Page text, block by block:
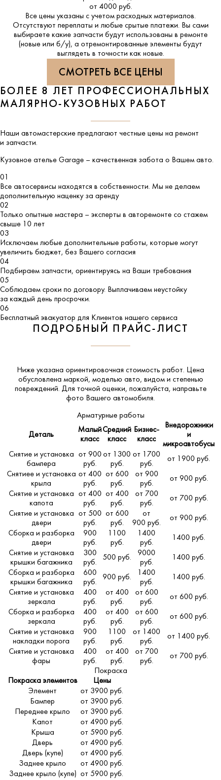
от 4000 руб.
Все цены указаны с учетом расходных материалов.
Отсутствуют переплаты и любые срытые платежи. Вы сами
выбираете какие запчасти будут использованы в ремонте
(новые или б/у), а отремонтированные элементы будут
выглядеть в точности как новые.
СМОТРЕТЬ ВСЕ ЦЕНЫ
БОЛЕЕ 8 ЛЕТ ПРОФЕССИОНАЛЬНЫХ
МАЛЯРНО-КУЗОВНЫХ РАБОТ
Наши автомастерские предлагают честные цены на ремонт
и запчасти.
Кузовное ателье Garage – качественная забота о Вашем авто.
01
Все автосервисы находятся в собственности. Мы не делаем
дополнительную наценку за аренду
02
Только опытные мастера – эксперты в авторемонте со стажем
свыше 10 лет
03
Исключаем любые дополнительные работы, которые могут
увеличить бюджет, без Вашего согласия
04
Подбираем запчасти, ориентируясь на Ваши требования
05
Соблюдаем сроки по договору. Выплачиваем неустойку
за каждый день просрочки.
06
Бесплатный эвакуатор для Клиентов нашего сервиса
ПОДРОБНЫЙ ПРАЙС-ЛИСТ
Ниже указана ориентировочная стоимость работ. Цена
обусловлена маркой, моделью авто, видом и степенью
повреждений. Для точной оценки, пожалуйста, направьте
фото Вашего автомобиля.
Арматурные работы
Деталь
Малый
класс
Средний
класс
Бизнес-
класс
Внедорожники
и
микроавтобусы
Снятие и установка
бампера
от 900
руб.
от 1300
руб.
от 1700
руб.
от 1900 руб.
Снятиее и установка
крыла
от 400
руб.
от 600
руб.
от 900
руб.
от 900 руб.
Снятие и установка
капота
от 400
руб.
от 400
руб.
от 700
руб.
от 700 руб.
Снятие и установка
двери
от 500
руб.
от 600
руб.
от
900 руб.
от 900 руб.
Сборка и разборка
двери
900
руб.
1100
руб.
1400
руб.
1400 руб.
Снятие и установка
крышки багажника
300
руб.
500 руб.
9000
руб.
1400 руб.
Сборка и разборка
крышки багажника
600
руб.
900 руб.
1400
руб.
1400 руб.
Снятие и установка
зеркала
400
руб.
от 400
руб.
от 600
руб.
от 600 руб.
Сборка и разборка
зеркала
400
руб.
от 400
руб.
от 600
руб.
от 600 руб.
Снятие и установка
накладки порога
900
руб.
1100
руб.
от 1400
руб.
от 1400 руб.
Снятие и установка
фары
400
руб.
от 400
руб.
от 700
руб.
от 700 руб.
Покраска
Покраска элементов
Цены
Элемент
от 3900 руб.
Бампер
от 3900 руб.
Переднее крыло
от 3900 руб.
Капот
от 4900 руб.
Крыша
от 5900 руб.
Дверь
от 4900 руб.
Дверь (купе)
от 4900 руб.
Заднее крыло
от 4900 руб.
Заднее крыло (купе) от 5900 руб.